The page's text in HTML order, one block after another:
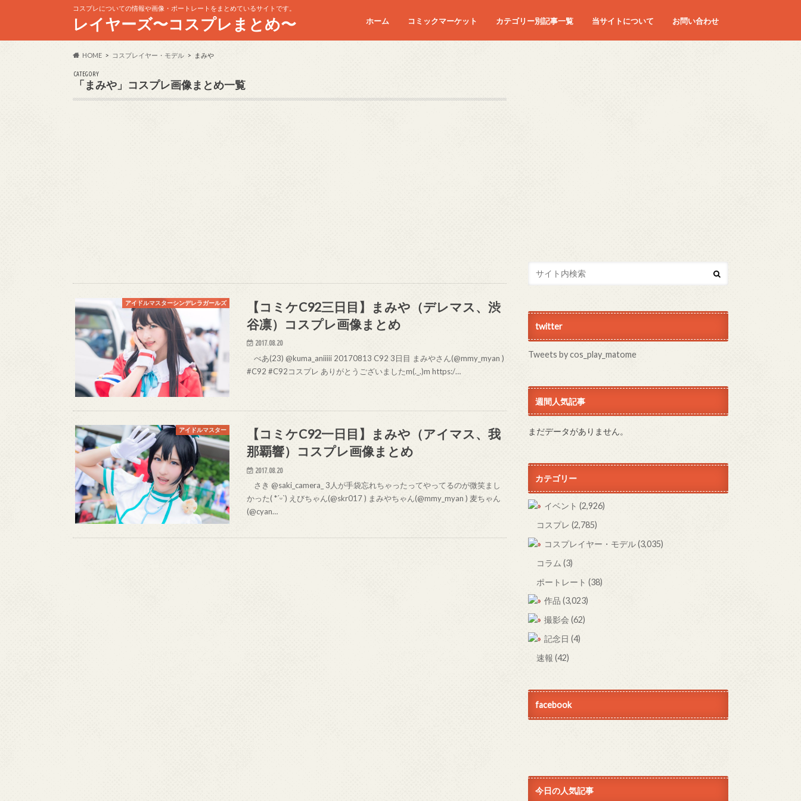
コスプレについての情報や画像・ポートレートをまとめているサイトです。
レイヤーズ〜コスプレまとめ〜 ホーム コミックマーケット
コミケC90
コミケC91
コミケC92
コミケC93
コミケC94
コミケC95
カテゴリー別記事一覧 当サイトについて お問い合わせ
HOME コスプレイヤー・モデル まみや
CATEGORY
「まみや」コスプレ画像まとめ一覧
アイドルマスターシンデレラガールズ
【コミケC92三日目】まみや（デレマス、渋
谷凛）コスプレ画像まとめ
2017.08.20
べあ(23) @kuma_aniiiii 20170813 C92 3日目 まみやさん(@mmy_myan )
#C92 #C92コスプレ ありがとうございましたm(._.)m https:/…
アイドルマスター
【コミケC92一日目】まみや（アイマス、我
那覇響）コスプレ画像まとめ
2017.08.20
さき @saki_camera_ 3人が手袋忘れちゃったってやってるのが微笑まし
かった( *ˊᵕˋ) えびちゃん(@skr017 ) まみやちゃん(@mmy_myan ) 麦ちゃん
(@cyan…
twitter
Tweets by cos_play_matome
週間人気記事
まだデータがありません。
カテゴリー
イベント (2,926)
コスプレ (2,785)
コスプレイヤー・モデル(3,035)
コラム (3)
ポートレート (38)
作品 (3,023)
撮影会 (62)
記念日 (4)
速報 (42)
facebook
今日の人気記事